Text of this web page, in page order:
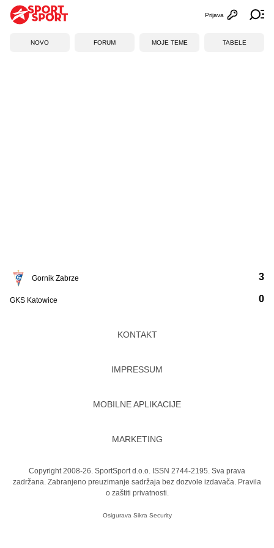
Otvori
Prijava
NOVO FORUM MOJE TEME TABELE
Gornik Zabrze
GKS Katowice
3
0
KONTAKT
IMPRESSUM
MOBILNE APLIKACIJE
MARKETING
Copyright 2008-26. SportSport d.o.o. ISSN 2744-2195. Sva prava
zadržana. Zabranjeno preuzimanje sadržaja bez dozvole izdavača. Pravila
o zaštiti privatnosti.
Osigurava Sikra Security